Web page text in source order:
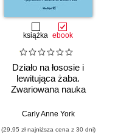
książka ebook
Działo na łososie i
lewitująca żaba.
Zwariowana nauka
poważne odkrycia
Carly Anne York
(29,95 zł najniższa cena z 30 dni)